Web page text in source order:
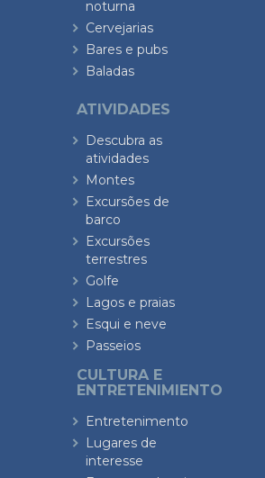
noturna
Cervejarias
Bares e pubs
Baladas
ATIVIDADES
Descubra as
atividades
Montes
Excursões de
barco
Excursões
terrestres
Golfe
Lagos e praias
Esqui e neve
Passeios
CULTURA E
ENTRETENIMIENTO
Entretenimento
Lugares de
interesse